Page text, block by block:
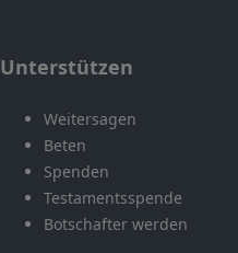
Unterstützen
Weitersagen
Beten
Spenden
Testamentsspende
Botschafter werden